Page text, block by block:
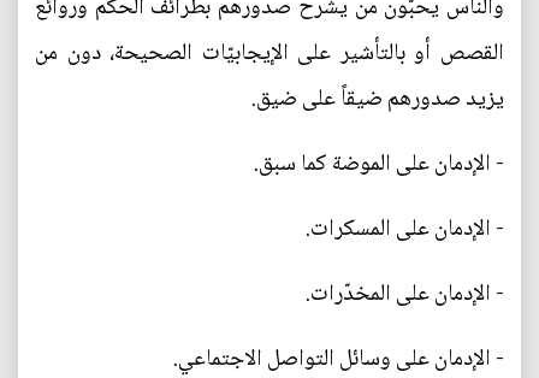
القصص أو بالتأشير على الإيجابيّات الصحيحة، دون من
يزيد صدورهم ضيقاً على ضيق.
- الإدمان على الموضة كما سبق.
- الإدمان على المسكرات.
- الإدمان على المخدّرات.
- الإدمان على وسائل التواصل الاجتماعي.